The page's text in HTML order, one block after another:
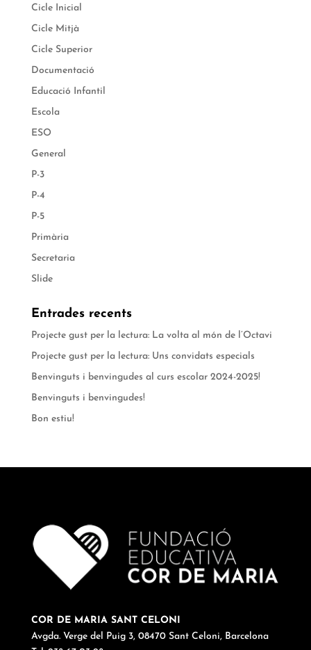
Cicle Inicial
Cicle Mitjà
Cicle Superior
Documentació
Educació Infantil
Escola
ESO
General
P-3
P-4
P-5
Primària
Secretaria
Slide
Entrades recents
Projecte gust per la lectura: La volta al món de l’Octavi
Projecte gust per la lectura: Uns convidats especials
Benvinguts i benvingudes al curs escolar 2024-2025!
Benvinguts i benvingudes!
Bon estiu!
COR DE MARIA SANT CELONI
Avgda. Verge del Puig 3, 08470 Sant Celoni, Barcelona